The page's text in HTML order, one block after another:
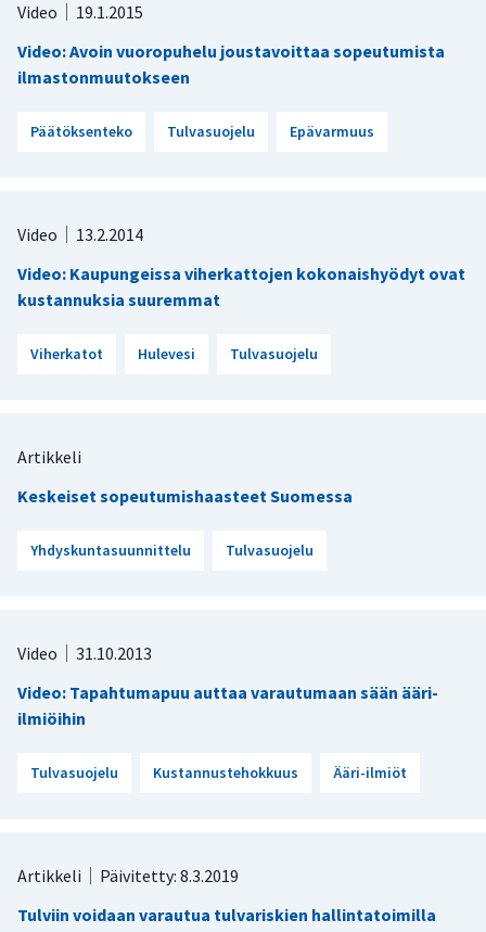
Video
19.1.2015
Video: Avoin vuoropuhelu joustavoittaa sopeutumista
ilmastonmuutokseen
Päätöksenteko Tulvasuojelu Epävarmuus
Video
13.2.2014
Video: Kaupungeissa viherkattojen kokonaishyödyt ovat
kustannuksia suuremmat
Viherkatot Hulevesi Tulvasuojelu
Artikkeli
Keskeiset sopeutumishaasteet Suomessa
Yhdyskuntasuunnittelu Tulvasuojelu
Video
31.10.2013
Video: Tapahtumapuu auttaa varautumaan sään ääri-
ilmiöihin
Tulvasuojelu Kustannustehokkuus Ääri-ilmiöt
Artikkeli
Päivitetty: 8.3.2019
Tulviin voidaan varautua tulvariskien hallintatoimilla